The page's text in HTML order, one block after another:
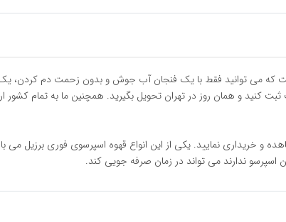
که می توانید فقط با یک فنجان آب جوش و بدون زحمت دم کردن،
کنید و همان روز در تهران تحویل بگیرید. همچنین ما به تمام کشور
و خریداری نمایید. یکی از این انواع قهوه اسپرسوی فوری برزیل
اسپرسو ندارند می تواند در زمان صرفه جویی کند.